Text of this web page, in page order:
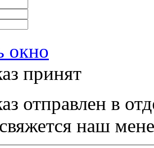
окно
принят
отправлен в
наш